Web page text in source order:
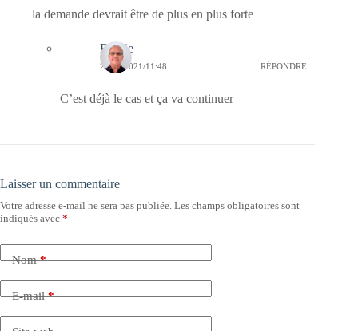
la demande devrait être de plus en plus forte
Bernie
27/04/2021/11:48 RÉPONDRE
C’est déjà le cas et ça va continuer
Laisser un commentaire
Votre adresse e-mail ne sera pas publiée. Les champs obligatoires sont
indiqués avec *
Nom*
E-mail*